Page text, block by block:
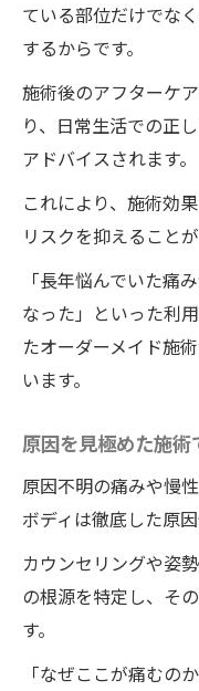
ている部位だけでな
するからです。
施術後のアフターケ
り、日常生活での正
アドバイスされます。
これにより、施術効
リスクを抑えることが
「長年悩んでいた痛
なった」といった利
たオーダーメイド施
います。
原因を見極めた施
原因不明の痛みや慢
ボディは徹底した原
カウンセリングや姿
の根源を特定し、そ
す。
「なぜここが痛むの